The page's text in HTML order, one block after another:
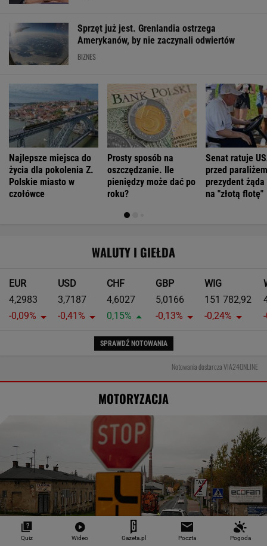
Sprzęt już jest. Grenlandia ostrzega
Amerykanów, by nie zaczynali odwiertów
BIZNES
Najlepsze miejsca do
życia dla pokolenia Z.
Polskie miasto w
czołówce
Prosty sposób na
oszczędzanie. Ile
pieniędzy może dać po
roku?
Senat ratuje
przed
prezydent żąda
na "złotą flotę"
WALUTY I GIEŁDA
EUR
4,2983
-0,09%
USD
3,7187
-0,41%
CHF
4,6027
0,15%
GBP
5,0166
-0,13%
WIG
151 782,92
-0,24%
SPRAWDŹ NOTOWANIA
Notowania dostarcza VIA24ONLINE
MOTORYZACJA
Quiz Wideo Gazeta.pl Poczta Pogoda